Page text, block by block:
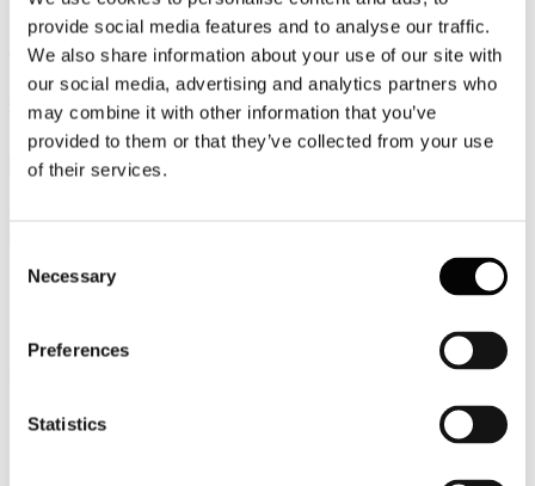
provide social media features and to analyse our traffic.
We also share information about your use of our site with
our social media, advertising and analytics partners who
may combine it with other information that you’ve
provided to them or that they’ve collected from your use
of their services.
Selection
Necessary
Preferences
Statistics
Contatti
Tel. +39 320 57 80 986
Email segreteria@federturismo.it
Come aderire
Login
Circolare Prot. n. C/41 - Interventi
straordinari SCF sui Compensi Diritti
Connessi 2020 - Emergenza Sanitaria
COVID-19